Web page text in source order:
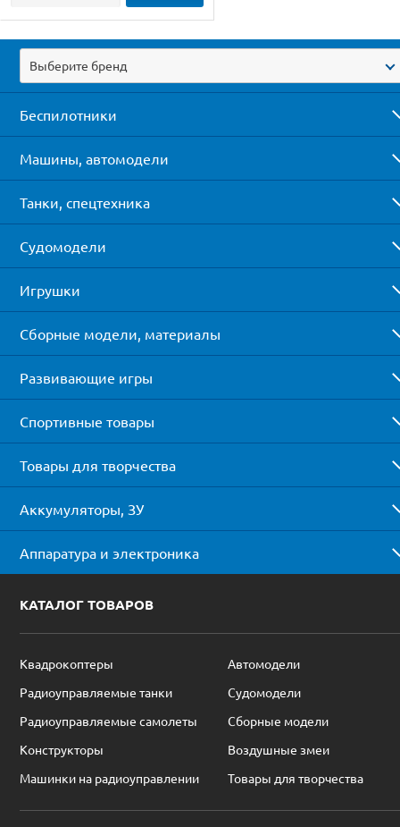
Выберите бренд
Беспилотники
Машины, автомодели
Танки, спецтехника
Судомодели
Игрушки
Сборные модели, материалы
Развивающие игры
Спортивные товары
Товары для творчества
Аккумуляторы, ЗУ
Аппаратура и электроника
КАТАЛОГ ТОВАРОВ
Квадрокоптеры
Автомодели
Радиоуправляемые танки
Судомодели
Радиоуправляемые самолеты
Сборные модели
Конструкторы
Воздушные змеи
Машинки на радиоуправлении
Товары для творчества